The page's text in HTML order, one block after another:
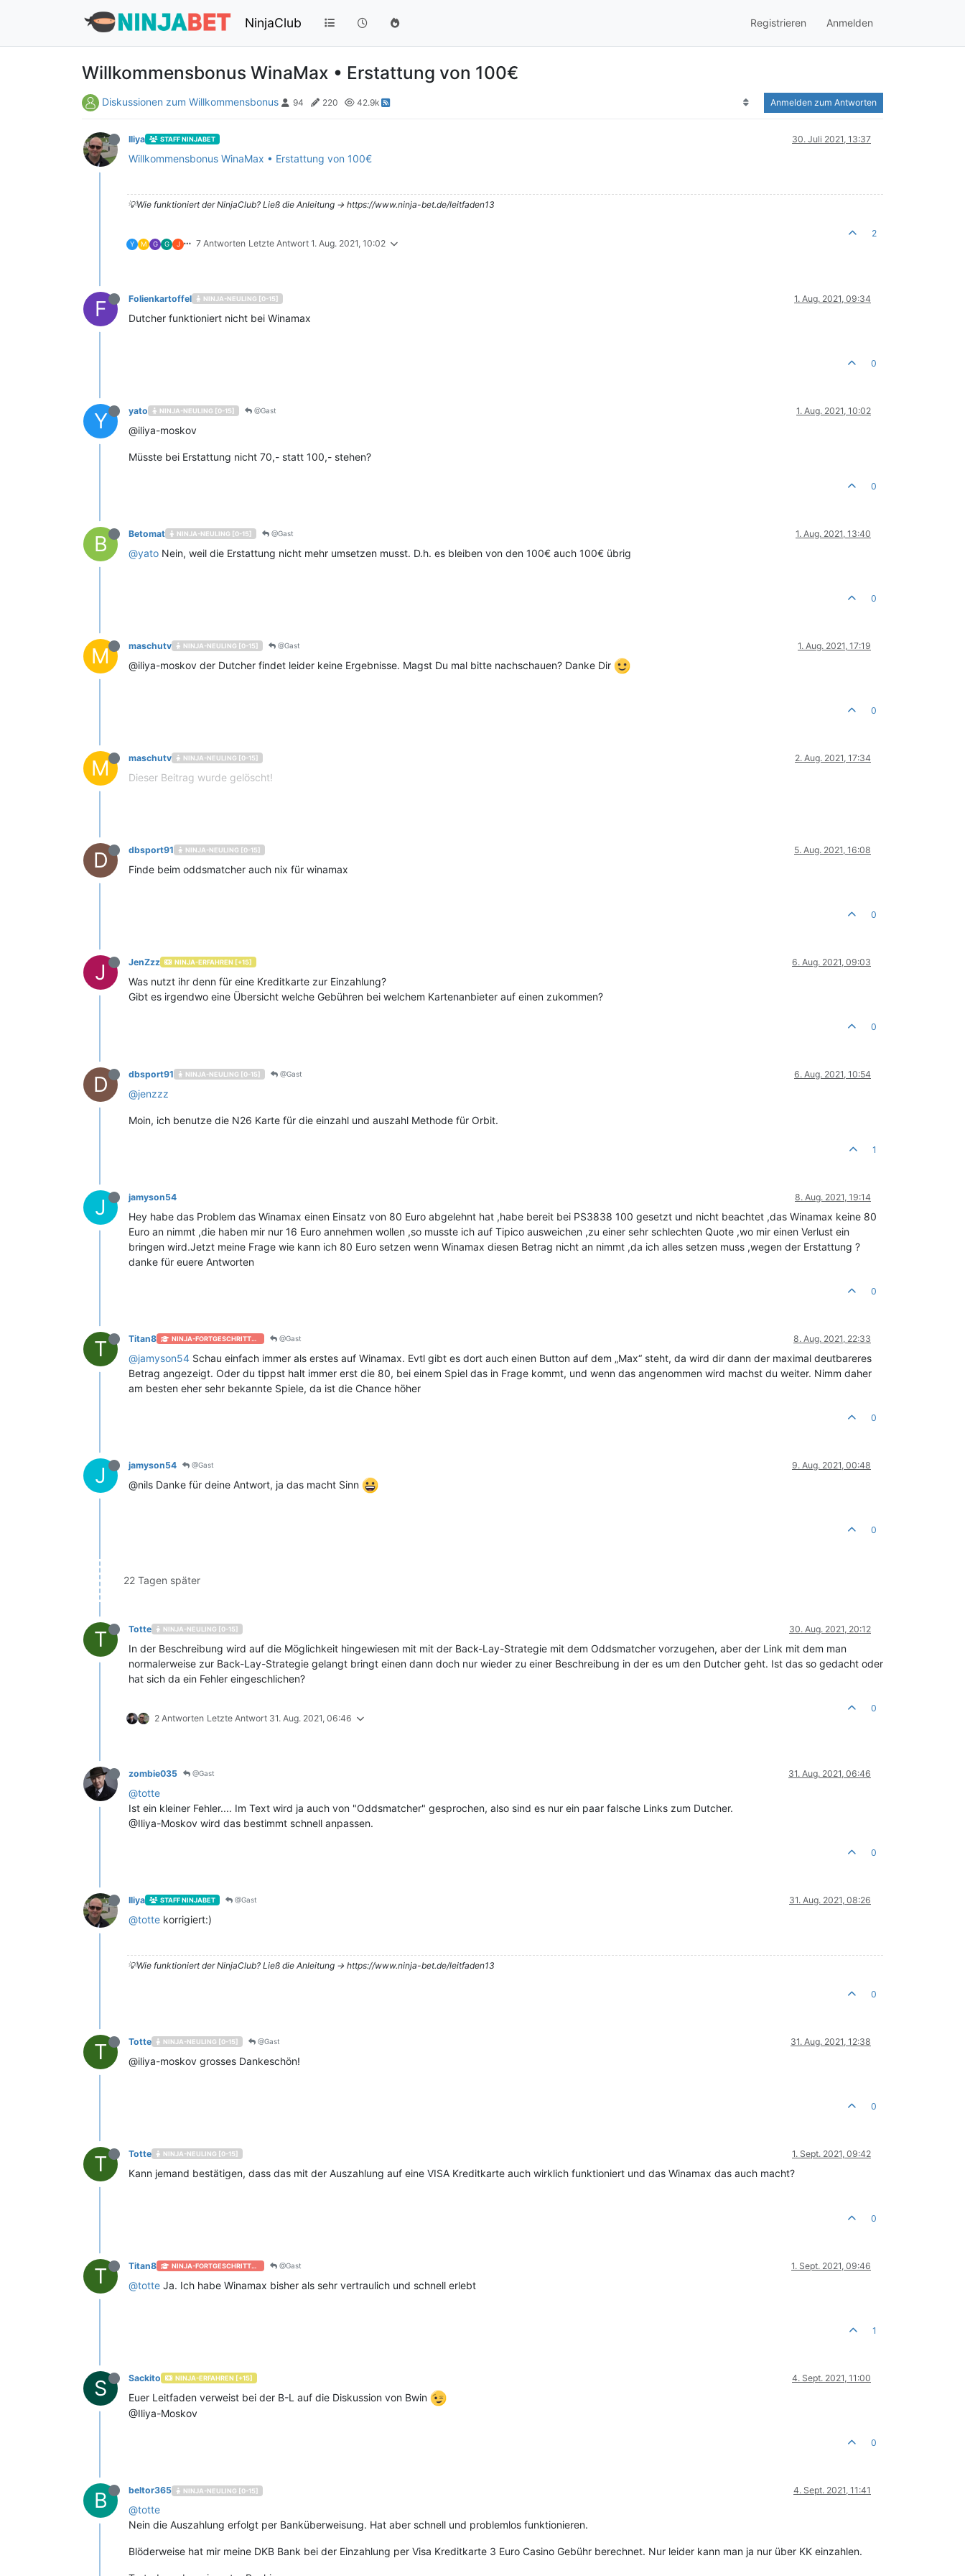
NinjaClub Registrieren Anmelden
Willkommensbonus WinaMax • Erstattung von 100€
Diskussionen zum Willkommensbonus 94 220 42.9k Anmelden zum Antworten
Iliya STAFF NINJABET 30. Juli 2021, 13:37
Willkommensbonus WinaMax • Erstattung von 100€
💡Wie funktioniert der NinjaClub? Ließ die Anleitung -> https://www.ninja-bet.de/leitfaden13
Y M G G J 7 Antworten Letzte Antwort 1. Aug. 2021, 10:02
2
F Folienkartoffel NINJA-NEULING [0-15] 1. Aug. 2021, 09:34
Dutcher funktioniert nicht bei Winamax
0
Y yato NINJA-NEULING [0-15] @Gast 1. Aug. 2021, 10:02
@iliya-moskov
Müsste bei Erstattung nicht 70,- statt 100,- stehen?
0
B Betomat NINJA-NEULING [0-15] @Gast 1. Aug. 2021, 13:40
@yato Nein, weil die Erstattung nicht mehr umsetzen musst. D.h. es bleiben von den 100€ auch 100€ übrig
0
M maschutv NINJA-NEULING [0-15] @Gast 1. Aug. 2021, 17:19
@iliya-moskov der Dutcher findet leider keine Ergebnisse. Magst Du mal bitte nachschauen? Danke Dir
0
M maschutv NINJA-NEULING [0-15] 2. Aug. 2021, 17:34
Dieser Beitrag wurde gelöscht!
D dbsport91 NINJA-NEULING [0-15] 5. Aug. 2021, 16:08
Finde beim oddsmatcher auch nix für winamax
0
J JenZzz NINJA-ERFAHREN [+15] 6. Aug. 2021, 09:03
Was nutzt ihr denn für eine Kreditkarte zur Einzahlung?
Gibt es irgendwo eine Übersicht welche Gebühren bei welchem Kartenanbieter auf einen zukommen?
0
D dbsport91 NINJA-NEULING [0-15] @Gast 6. Aug. 2021, 10:54
@jenzzz
Moin, ich benutze die N26 Karte für die einzahl und auszahl Methode für Orbit.
1
J jamyson54 8. Aug. 2021, 19:14
Hey habe das Problem das Winamax einen Einsatz von 80 Euro abgelehnt hat ,habe bereit bei PS3838 100 gesetzt und nicht beachtet ,das Winamax keine 80
Euro an nimmt ,die haben mir nur 16 Euro annehmen wollen ,so musste ich auf Tipico ausweichen ,zu einer sehr schlechten Quote ,wo mir einen Verlust ein
bringen wird.Jetzt meine Frage wie kann ich 80 Euro setzen wenn Winamax diesen Betrag nicht an nimmt ,da ich alles setzen muss ,wegen der Erstattung ?
danke für euere Antworten
0
T Titan8 NINJA-FORTGESCHRITTEN [+50] @Gast 8. Aug. 2021, 22:33
@jamyson54 Schau einfach immer als erstes auf Winamax. Evtl gibt es dort auch einen Button auf dem „Max“ steht, da wird dir dann der maximal deutbareres
Betrag angezeigt. Oder du tippst halt immer erst die 80, bei einem Spiel das in Frage kommt, und wenn das angenommen wird machst du weiter. Nimm daher
am besten eher sehr bekannte Spiele, da ist die Chance höher
0
J jamyson54 @Gast 9. Aug. 2021, 00:48
@nils Danke für deine Antwort, ja das macht Sinn
0
22 Tagen später
T Totte NINJA-NEULING [0-15] 30. Aug. 2021, 20:12
In der Beschreibung wird auf die Möglichkeit hingewiesen mit mit der Back-Lay-Strategie mit dem Oddsmatcher vorzugehen, aber der Link mit dem man
normalerweise zur Back-Lay-Strategie gelangt bringt einen dann doch nur wieder zu einer Beschreibung in der es um den Dutcher geht. Ist das so gedacht oder
hat sich da ein Fehler eingeschlichen?
2 Antworten Letzte Antwort 31. Aug. 2021, 06:46
0
zombie035 @Gast 31. Aug. 2021, 06:46
@totte
Ist ein kleiner Fehler.... Im Text wird ja auch von "Oddsmatcher" gesprochen, also sind es nur ein paar falsche Links zum Dutcher.
@Iliya-Moskov wird das bestimmt schnell anpassen.
0
Iliya STAFF NINJABET @Gast 31. Aug. 2021, 08:26
@totte korrigiert:)
💡Wie funktioniert der NinjaClub? Ließ die Anleitung -> https://www.ninja-bet.de/leitfaden13
0
T Totte NINJA-NEULING [0-15] @Gast 31. Aug. 2021, 12:38
@iliya-moskov grosses Dankeschön!
0
T Totte NINJA-NEULING [0-15] 1. Sept. 2021, 09:42
Kann jemand bestätigen, dass das mit der Auszahlung auf eine VISA Kreditkarte auch wirklich funktioniert und das Winamax das auch macht?
0
T Titan8 NINJA-FORTGESCHRITTEN [+50] @Gast 1. Sept. 2021, 09:46
@totte Ja. Ich habe Winamax bisher als sehr vertraulich und schnell erlebt
1
S Sackito NINJA-ERFAHREN [+15] 4. Sept. 2021, 11:00
Euer Leitfaden verweist bei der B-L auf die Diskussion von Bwin
@Iliya-Moskov
0
B beltor365 NINJA-NEULING [0-15] 4. Sept. 2021, 11:41
@totte
Nein die Auszahlung erfolgt per Banküberweisung. Hat aber schnell und problemlos funktionieren.
Blöderweise hat mir meine DKB Bank bei der Einzahlung per Visa Kreditkarte 3 Euro Casino Gebühr berechnet. Nur leider kann man ja nur über KK einzahlen.